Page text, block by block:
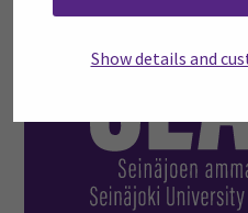
Show details and